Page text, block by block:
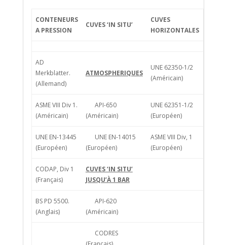
CONTENEURS
A PRESSION
CUVES ‘IN SITU’
CUVES
HORIZONTALES
AD
Merkblatter.
(Allemand)
ATMOSPHERIQUES
UNE 62350-1/2
(Américain)
ASME VIII Div 1.
(Américain)
API-650
(Américain)
UNE 62351-1/2
(Européen)
UNE EN-13445
(Européen)
UNE EN-14015
(Européen)
ASME VIII Div, 1
(Européen)
CODAP, Div 1
(Français)
CUVES ‘IN SITU’
JUSQU’À 1 BAR
BS PD 5500.
(Anglais)
API-620
(Américain)
CODRES